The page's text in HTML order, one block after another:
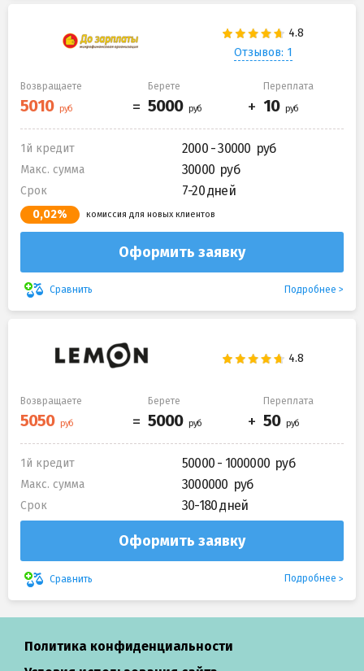
Отзывов: 1
Возвращаете Берете Переплата
1й кредит 2000 - 30000
Макс. сумма 30000
Срок 7-20 дней
0,02% комиссия для новых клиентов
Оформить заявку
Сравнить Подробнее
Возвращаете Берете Переплата
1й кредит 50000 - 1000000
Макс. сумма 3000000
Срок 30-180 дней
Оформить заявку
Сравнить Подробнее
Политика конфиденциальности